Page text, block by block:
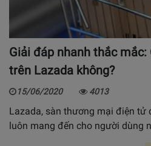
Giải đáp nhanh thắc mắc:
trên Lazada không?
15/06/2020 4013
Lazada, sàn thương mại điện tử
luôn mang đến cho người dùng